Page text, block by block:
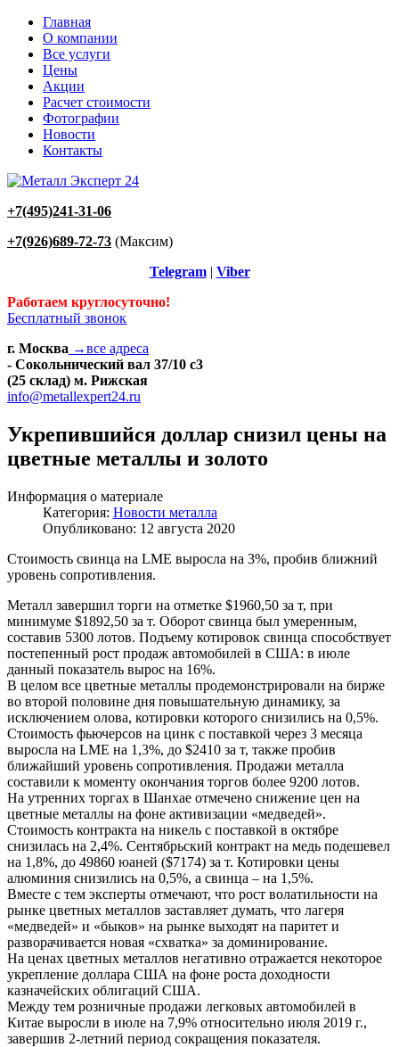
Главная
О компании
Все услуги
Цены
Акции
Расчет стоимости
Фотографии
Новости
Контакты
+7(495)241-31-06
+7(926)689-72-73 (Максим)
Telegram| Viber
Работаем круглосуточно!
Бесплатный звонок
г. Москва →все адреса
- Сокольнический вал 37/10 с3
(25 склад) м. Рижская
info@metallexpert24.ru
Укрепившийся доллар снизил цены на
цветные металлы и золото
Информация о материале
Категория: Новости металла
Опубликовано: 12 августа 2020
Стоимость свинца на LME выросла на 3%, пробив ближний
уровень сопротивления.
Металл завершил торги на отметке $1960,50 за т, при
минимуме $1892,50 за т. Оборот свинца был умеренным,
составив 5300 лотов. Подъему котировок свинца способствует
постепенный рост продаж автомобилей в США: в июле
данный показатель вырос на 16%.
В целом все цветные металлы продемонстрировали на бирже
во второй половине дня повышательную динамику, за
исключением олова, котировки которого снизились на 0,5%.
Стоимость фьючерсов на цинк с поставкой через 3 месяца
выросла на LME на 1,3%, до $2410 за т, также пробив
ближайший уровень сопротивления. Продажи металла
составили к моменту окончания торгов более 9200 лотов.
На утренних торгах в Шанхае отмечено снижение цен на
цветные металлы на фоне активизации «медведей».
Стоимость контракта на никель с поставкой в октябре
снизилась на 2,4%. Сентябрьский контракт на медь подешевел
на 1,8%, до 49860 юаней ($7174) за т. Котировки цены
алюминия снизились на 0,5%, а свинца – на 1,5%.
Вместе с тем эксперты отмечают, что рост волатильности на
рынке цветных металлов заставляет думать, что лагеря
«медведей» и «быков» на рынке выходят на паритет и
разворачивается новая «схватка» за доминирование.
На ценах цветных металлов негативно отражается некоторое
укрепление доллара США на фоне роста доходности
казначейских облигаций США.
Между тем розничные продажи легковых автомобилей в
Китае выросли в июле на 7,9% относительно июля 2019 г.,
завершив 2-летний период сокращения показателя.